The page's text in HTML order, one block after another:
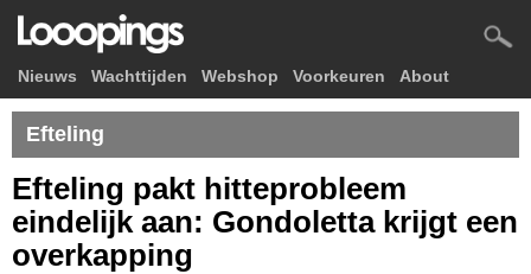
Nieuws Wachttijden Webshop Voorkeuren About
Efteling
Efteling pakt hitteprobleem
eindelijk aan: Gondoletta krijgt een
overkapping